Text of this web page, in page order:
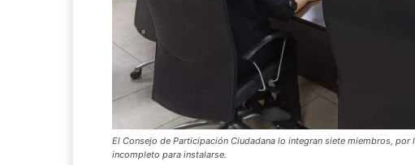
El Consejo de Participación Ciudadana lo integran siete miembros,
incompleto para instalarse.